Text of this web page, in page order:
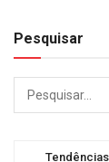
Pesquisar
Tendências